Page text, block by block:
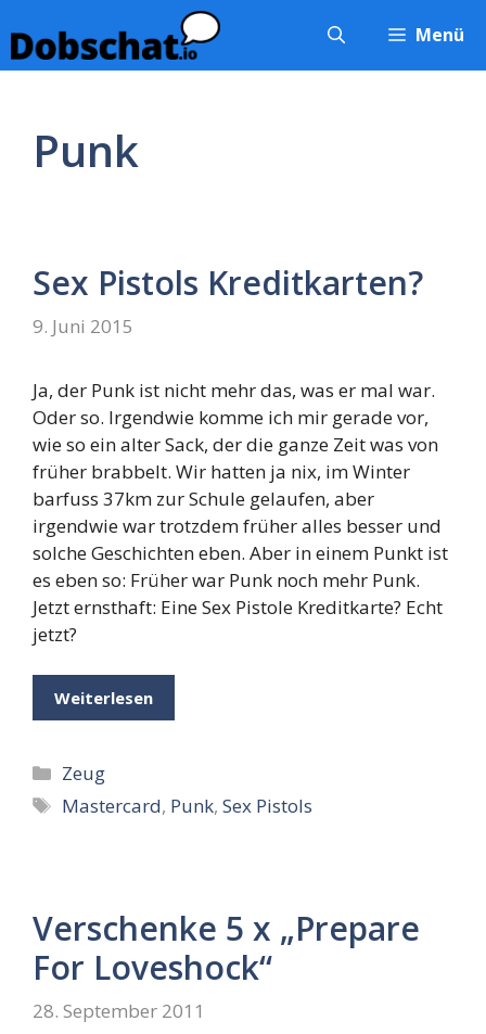
Inhalt
springen
Menü
Punk
Sex Pistols Kreditkarten?
9. Juni 2015
Ja, der Punk ist nicht mehr das, was er mal war.
Oder so. Irgendwie komme ich mir gerade vor,
wie so ein alter Sack, der die ganze Zeit was von
früher brabbelt. Wir hatten ja nix, im Winter
barfuss 37km zur Schule gelaufen, aber
irgendwie war trotzdem früher alles besser und
solche Geschichten eben. Aber in einem Punkt ist
es eben so: Früher war Punk noch mehr Punk.
Jetzt ernsthaft: Eine Sex Pistole Kreditkarte? Echt
jetzt?
Weiterlesen
Kategorien
Zeug
Schlagwörter
Mastercard, Punk,Sex Pistols
Verschenke 5 x „Prepare
For Loveshock“
28. September 2011